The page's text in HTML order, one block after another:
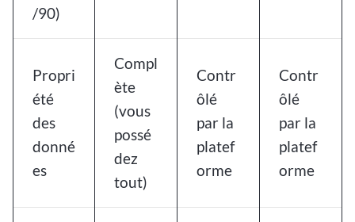
/90)
Propri
été
des
donné
es
Compl
ète
(vous
possé
dez
tout)
Contr
ôlé
par la
platef
orme
Contr
ôlé
par la
platef
orme